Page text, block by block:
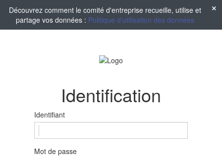
Découvrez comment le comité d'entreprise recueille, utilise et
partage vos données : Politique d'utilisation des données
Identification
Identifiant
Mot de passe